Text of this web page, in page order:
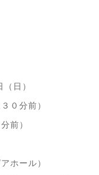
（日）
０分前）
前）
ホール）